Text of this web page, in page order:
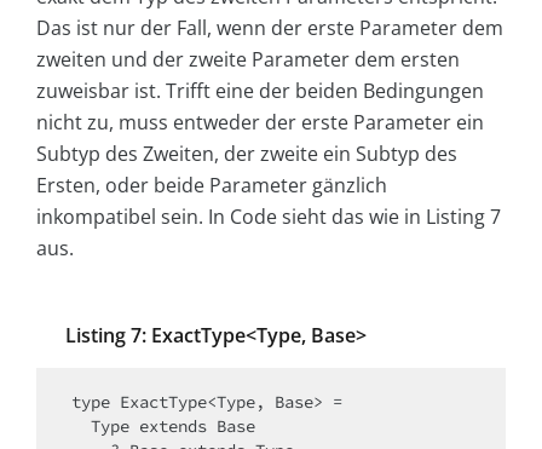
Das ist nur der Fall, wenn der erste Parameter dem
zweiten und der zweite Parameter dem ersten
zuweisbar ist. Trifft eine der beiden Bedingungen
nicht zu, muss entweder der erste Parameter ein
Subtyp des Zweiten, der zweite ein Subtyp des
Ersten, oder beide Parameter gänzlich
inkompatibel sein. In Code sieht das wie in Listing 7
aus.
Listing 7: ExactType<Type, Base>
type ExactType<Type, Base> =